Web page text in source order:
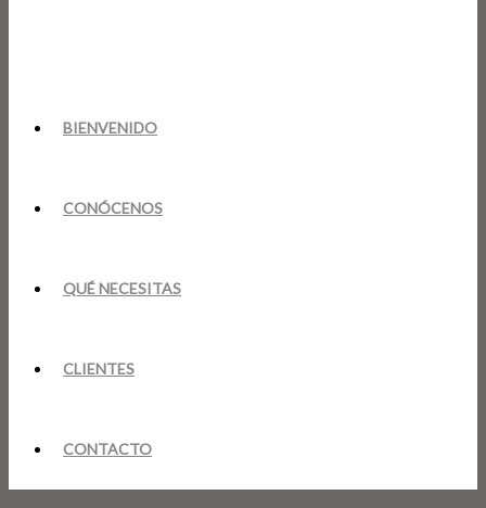
BIENVENIDO
CONÓCENOS
QUÉ NECESITAS
CLIENTES
CONTACTO